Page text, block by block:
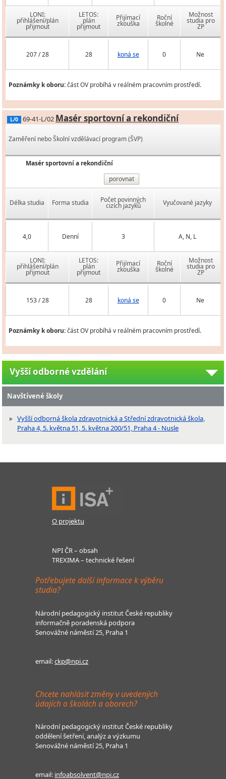
LONI:
přihlášení/plán
přijmout
LETOS:
plán
přijmout
Přijímací
zkouška
Roční
školné
Možnost
studia pro
ZP
207 / 28 28 koná se 0 Ne
Poznámky k oboru:část OV probíhá v reálném pracovním prostředí.
L/0 69-41-L/02 Masér sportovní a rekondiční
Zaměření nebo Školní vzdělávací program (ŠVP)
Masér sportovní a rekondiční
porovnat
Délka studia Forma studia Počet povinných
cizích jazyků Vyučované jazyky
4,0 Denní 3 A, N, L
LONI:
přihlášení/plán
přijmout
LETOS:
plán
přijmout
Přijímací
zkouška
Roční
školné
Možnost
studia pro
ZP
153 / 28 28 koná se 0 Ne
Poznámky k oboru:část OV probíhá v reálném pracovním prostředí.
Vyšší odborné vzdělání
Navštívené školy
Vyšší odborná škola zdravotnická a Střední zdravotnická škola,
Praha 4, 5. května 51, 5. května 200/51, Praha 4 - Nusle
O projektu
NPI ČR – obsah
TREXIMA – technické řešení
Potřebujete další informace k výběru
studia?
Národní pedagogický institut České republiky
informačně poradenská podpora
Senovážné náměstí 25, Praha 1
email:ckp@npi.cz
Chcete nahlásit změny v uvedených
údajích o školách a oborech?
Národní pedagogický institut České republiky
oddělení šetření, analýz a výzkumu
Senovážné náměstí 25, Praha 1
email: infoabsolvent@npi.cz